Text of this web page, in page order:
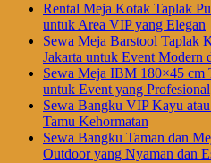
Rental Meja Kotak Taplak
untuk Area VIP yang Elegan
Sewa Meja Barstool Taplak
Jakarta untuk Event Modern
Sewa Meja IBM 180×45 cm
untuk Event yang Profesional
Sewa Bangku VIP Kayu
Tamu Kehormatan
Sewa Bangku Taman dan
Outdoor yang Nyaman dan